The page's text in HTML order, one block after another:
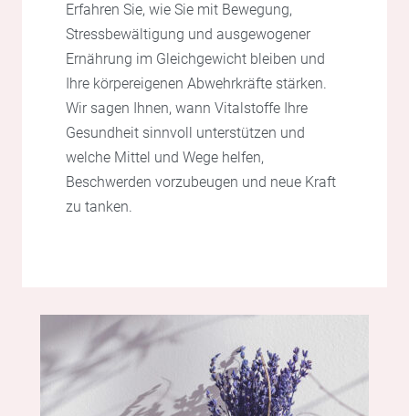
Erfahren Sie, wie Sie mit Bewegung,
Stressbewältigung und ausgewogener
Ernährung im Gleichgewicht bleiben und
Ihre körpereigenen Abwehrkräfte stärken.
Wir sagen Ihnen, wann Vitalstoffe Ihre
Gesundheit sinnvoll unterstützen und
welche Mittel und Wege helfen,
Beschwerden vorzubeugen und neue Kraft
zu tanken.